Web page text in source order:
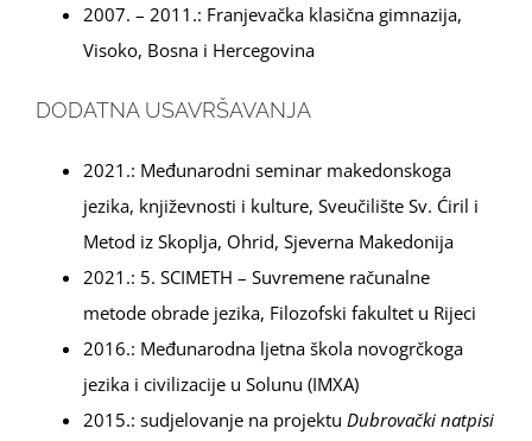
2007. – 2011.: Franjevačka klasična gimnazija,
Visoko, Bosna i Hercegovina
DODATNA USAVRŠAVANJA
2021.: Međunarodni seminar makedonskoga
jezika, književnosti i kulture, Sveučilište Sv. Ćiril i
Metod iz Skoplja, Ohrid, Sjeverna Makedonija
2021.: 5. SCIMETH – Suvremene računalne
metode obrade jezika, Filozofski fakultet u Rijeci
2016.: Međunarodna ljetna škola novogrčkoga
jezika i civilizacije u Solunu (IMXA)
2015.: sudjelovanje na projektu Dubrovački natpisi